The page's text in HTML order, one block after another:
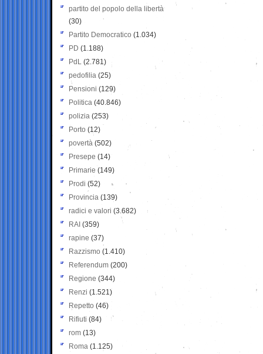
partito del popolo della libertà
(30)
Partito Democratico (1.034)
PD (1.188)
PdL (2.781)
pedofilia (25)
Pensioni (129)
Politica (40.846)
polizia (253)
Porto (12)
povertà (502)
Presepe (14)
Primarie (149)
Prodi (52)
Provincia (139)
radici e valori (3.682)
RAI (359)
rapine (37)
Razzismo (1.410)
Referendum (200)
Regione (344)
Renzi (1.521)
Repetto (46)
Rifiuti (84)
rom (13)
Roma (1.125)